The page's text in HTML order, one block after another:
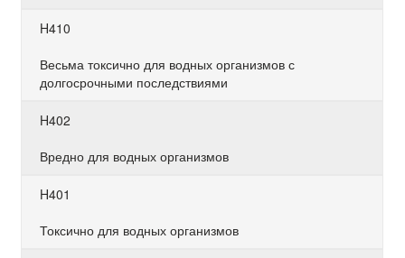
H410
Весьма токсично для водных организмов с
долгосрочными последствиями
H402
Вредно для водных организмов
H401
Токсично для водных организмов